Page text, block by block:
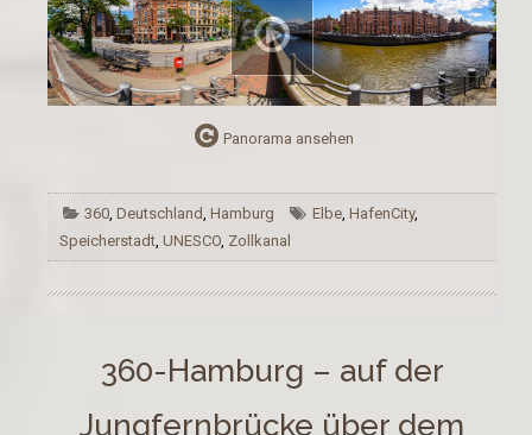
Panorama ansehen
360 ,Deutschland ,Hamburg Elbe, HafenCity,
Speicherstadt UNESCO Zollkanal
360-Hamburg – auf der
Jungfernbrücke über dem